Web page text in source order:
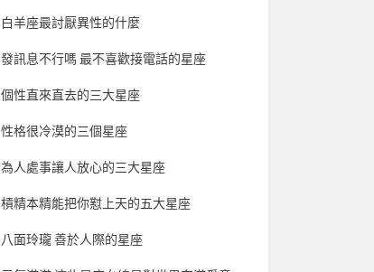
白羊座最討厭異性的什麼
發訊息不行嗎 最不喜歡接電話的星座
個性直來直去的三大星座
性格很冷漠的三個星座
為人處事讓人放心的三大星座
槓精本精能把你懟上天的五大星座
八面玲瓏 善於人際的星座